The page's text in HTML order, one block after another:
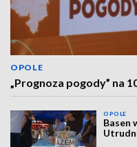
OPOLE
„Prognoza pogody” na
OPOLE
Basen